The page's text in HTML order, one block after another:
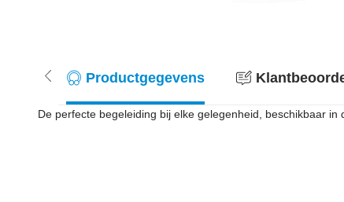
Productgegevens
De perfecte begeleiding bij elke gelegenheid, beschikbaar